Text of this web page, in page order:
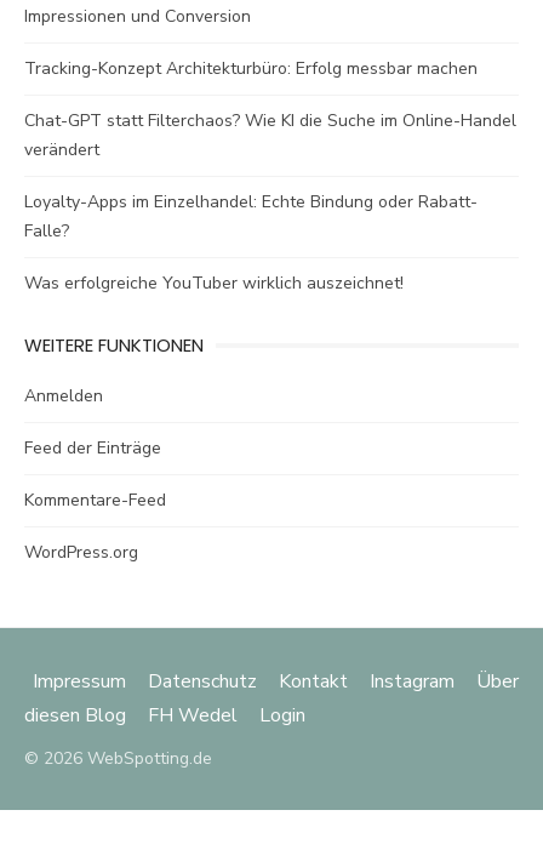
Impressionen und Conversion
Tracking-Konzept Architekturbüro: Erfolg messbar machen
Chat-GPT statt Filterchaos? Wie KI die Suche im Online-Handel
verändert
Loyalty-Apps im Einzelhandel: Echte Bindung oder Rabatt-
Falle?
Was erfolgreiche YouTuber wirklich auszeichnet!
WEITERE FUNKTIONEN
Anmelden
Feed der Einträge
Kommentare-Feed
WordPress.org
Impressum Datenschutz Kontakt Instagram
Über
diesen Blog
FH Wedel Login
© 2026 WebSpotting.de